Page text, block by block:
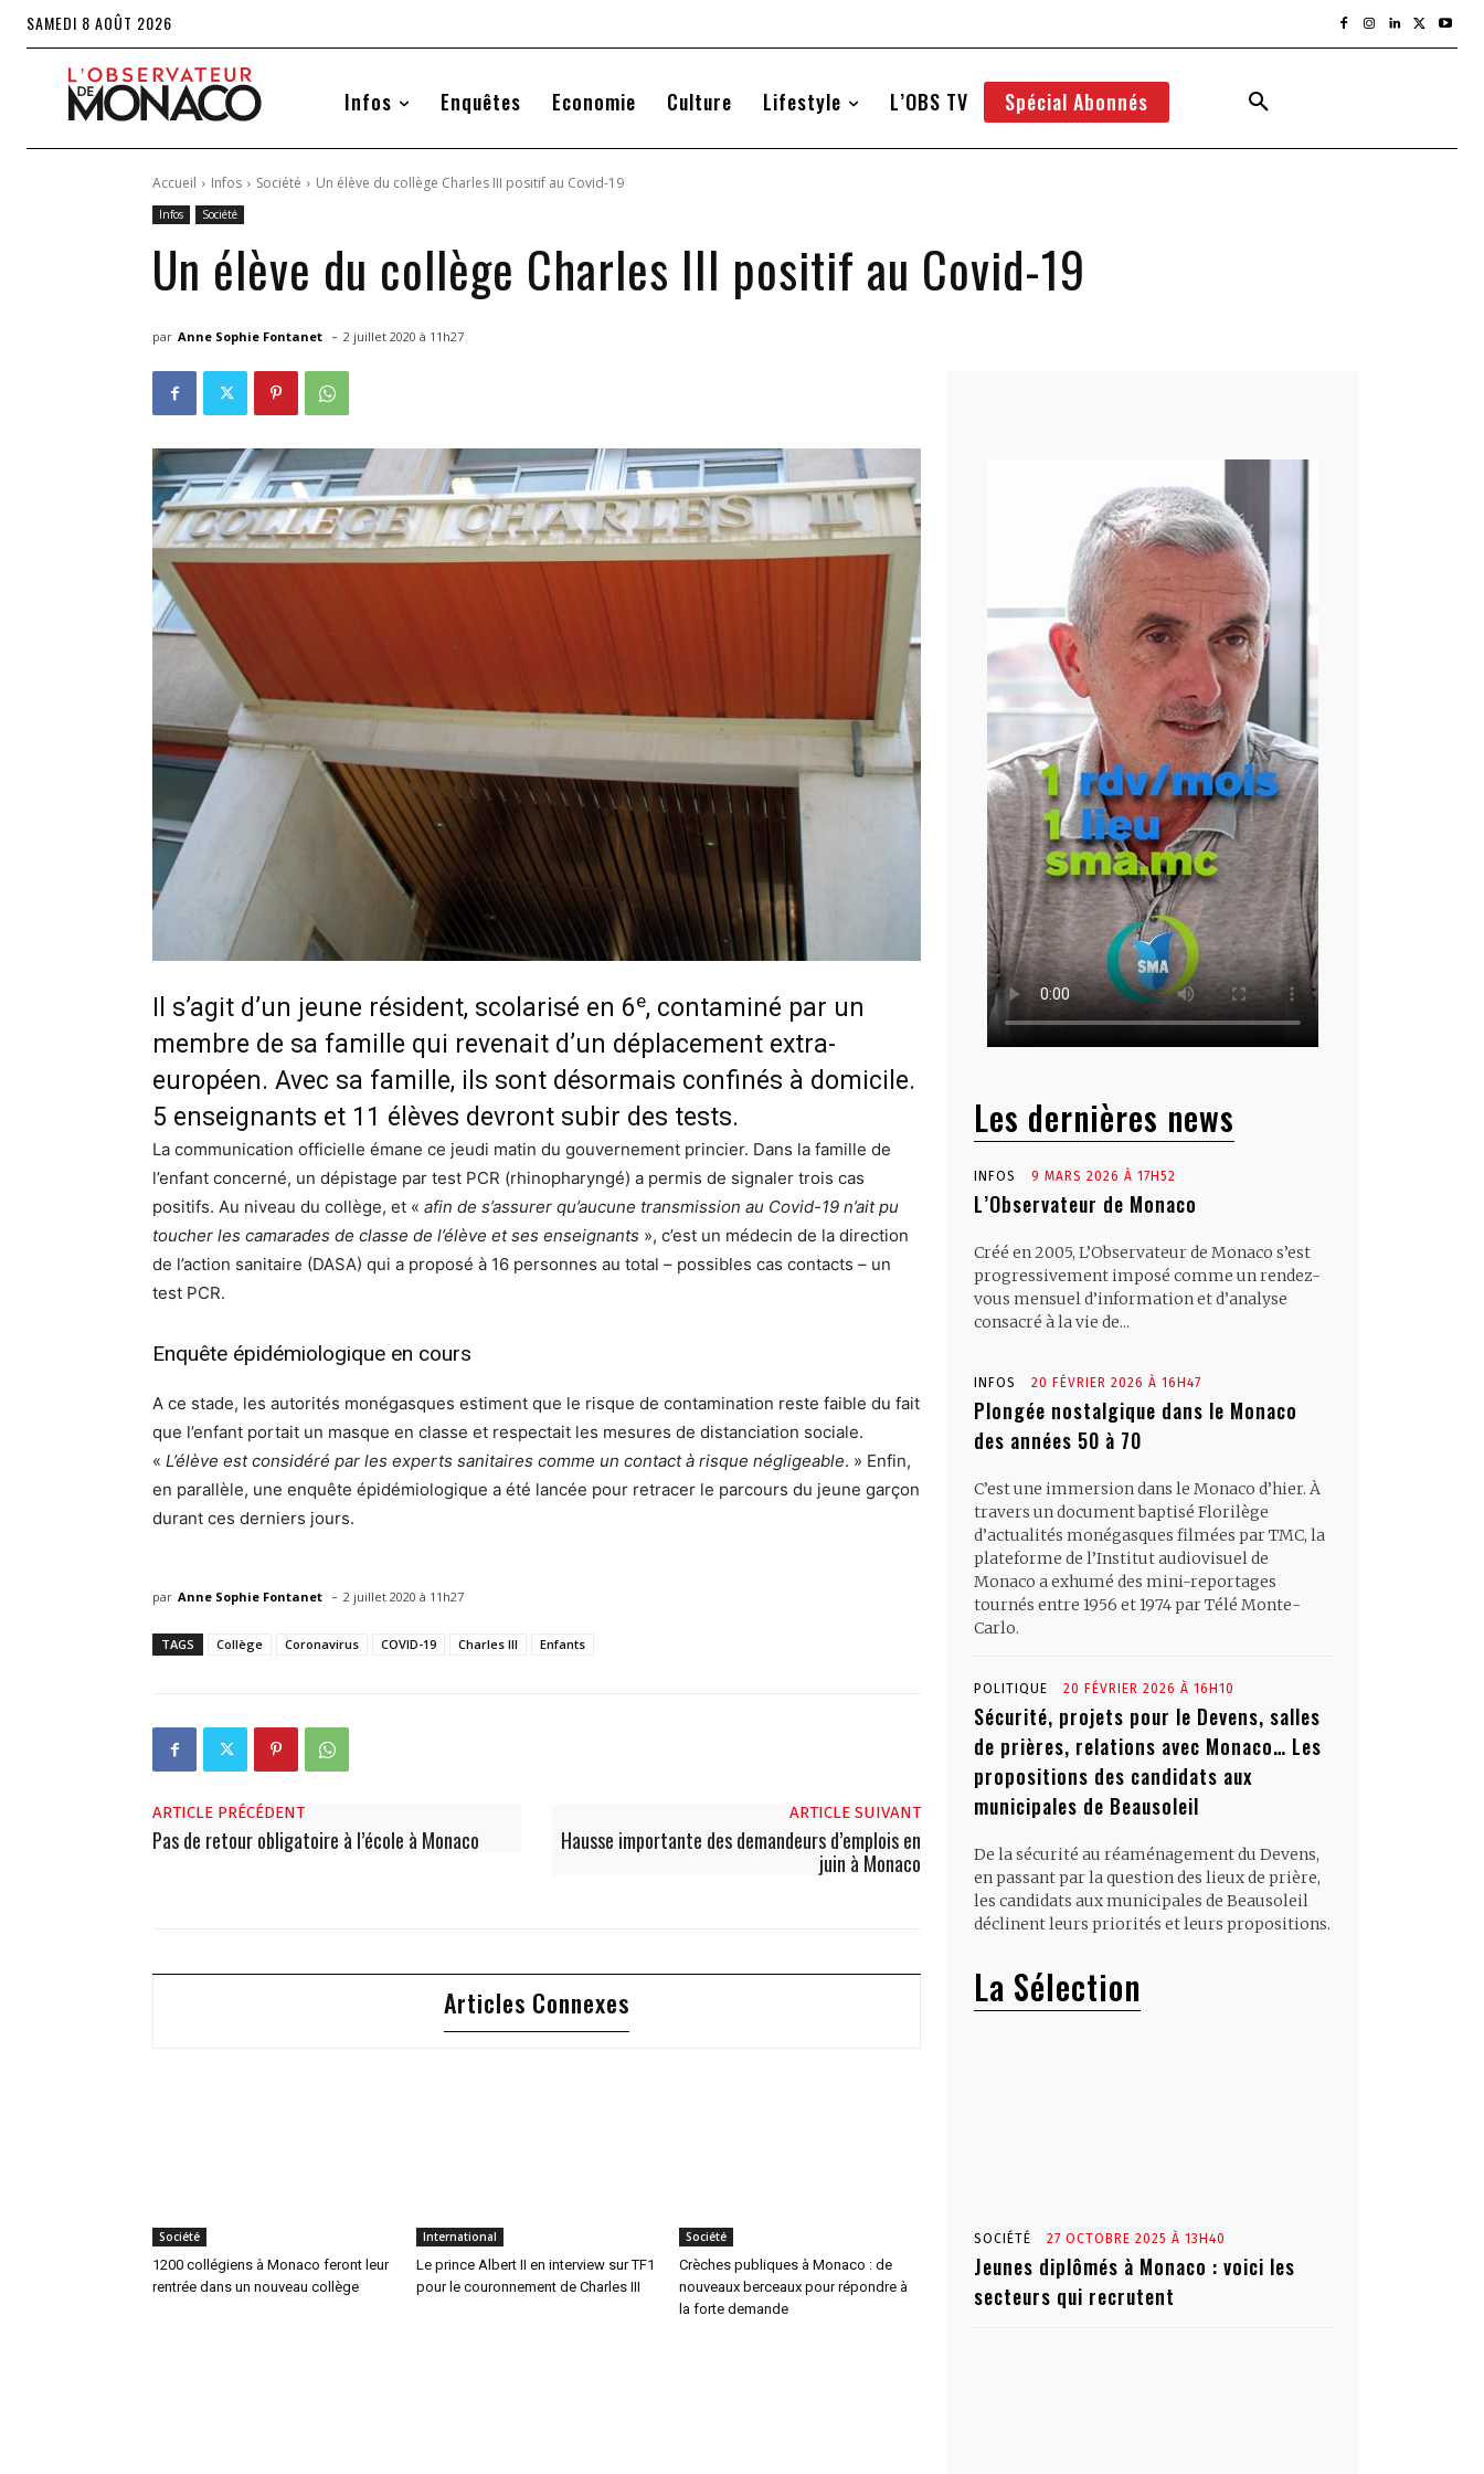
SAMEDI 8 AOÛT 2026
Infos Enquêtes Economie Culture Lifestyle L’OBS TV Spécial Abonnés
Accueil Infos Société Un élève du collège Charles III positif au Covid-19
Infos Société
Un élève du collège Charles III positif au Covid-19
par Anne Sophie Fontanet - 2 juillet 2020 à 11h27
Il s’agit d’un jeune résident, scolarisé en 6e, contaminé par un
membre de sa famille qui revenait d’un déplacement extra-
européen. Avec sa famille, ils sont désormais confinés à domicile.
5 enseignants et 11 élèves devront subir des tests.
La communication officielle émane ce jeudi matin du gouvernement princier. Dans la famille de
l’enfant concerné, un dépistage par test PCR (rhinopharyngé) a permis de signaler trois cas
positifs. Au niveau du collège, et « afin de s’assurer qu’aucune transmission au Covid-19 n’ait pu
toucher les camarades de classe de l’élève et ses enseignants », c’est un médecin de la direction
de l’action sanitaire (DASA) qui a proposé à 16 personnes au total – possibles cas contacts – un
test PCR.
Enquête épidémiologique en cours
A ce stade, les autorités monégasques estiment que le risque de contamination reste faible du fait
que l’enfant portait un masque en classe et respectait les mesures de distanciation sociale.
« L’élève est considéré par les experts sanitaires comme un contact à risque négligeable. » Enfin,
en parallèle, une enquête épidémiologique a été lancée pour retracer le parcours du jeune garçon
durant ces derniers jours.
par Anne Sophie Fontanet - 2 juillet 2020 à 11h27
TAGS Collège Coronavirus COVID-19 Charles III Enfants
ARTICLE PRÉCÉDENT
Pas de retour obligatoire à l’école à Monaco
ARTICLE SUIVANT
Hausse importante des demandeurs d’emplois en
juin à Monaco
Articles Connexes
Société
1200 collégiens à Monaco feront leur
rentrée dans un nouveau collège
International
Le prince Albert II en interview sur TF1
pour le couronnement de Charles III
Société
Crèches publiques à Monaco : de
nouveaux berceaux pour répondre à
la forte demande
Les dernières news
INFOS 9 MARS 2026 À 17H52
L’Observateur de Monaco
Créé en 2005, L’Observateur de Monaco s’est
progressivement imposé comme un rendez-
vous mensuel d’information et d’analyse
consacré à la vie de...
INFOS 20 FÉVRIER 2026 À 16H47
Plongée nostalgique dans le Monaco
des années 50 à 70
C’est une immersion dans le Monaco d’hier. À
travers un document baptisé Florilège
d’actualités monégasques filmées par TMC, la
plateforme de l’Institut audiovisuel de
Monaco a exhumé des mini-reportages
tournés entre 1956 et 1974 par Télé Monte-
Carlo.
POLITIQUE 20 FÉVRIER 2026 À 16H10
Sécurité, projets pour le Devens, salles
de prières, relations avec Monaco… Les
propositions des candidats aux
municipales de Beausoleil
De la sécurité au réaménagement du Devens,
en passant par la question des lieux de prière,
les candidats aux municipales de Beausoleil
déclinent leurs priorités et leurs propositions.
La Sélection
SOCIÉTÉ 27 OCTOBRE 2025 À 13H40
Jeunes diplômés à Monaco : voici les
secteurs qui recrutent